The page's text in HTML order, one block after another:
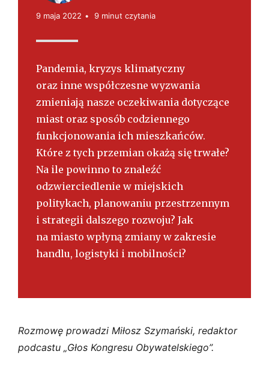
s
k
9 maja 2022 9 minut czytania
Pandemia, kryzys klimatyczny
oraz inne współczesne wyzwania
zmieniają nasze oczekiwania dotyczące
miast oraz sposób codziennego
funkcjonowania ich mieszkańców.
Które z tych przemian okażą się trwałe?
Na ile powinno to znaleźć
odzwierciedlenie w miejskich
politykach, planowaniu przestrzennym
i strategii dalszego rozwoju? Jak
na miasto wpłyną zmiany w zakresie
handlu, logistyki i mobilności?
Rozmowę prowadzi Miłosz Szymański, redaktor
podcastu „Głos Kongresu Obywatelskiego”.